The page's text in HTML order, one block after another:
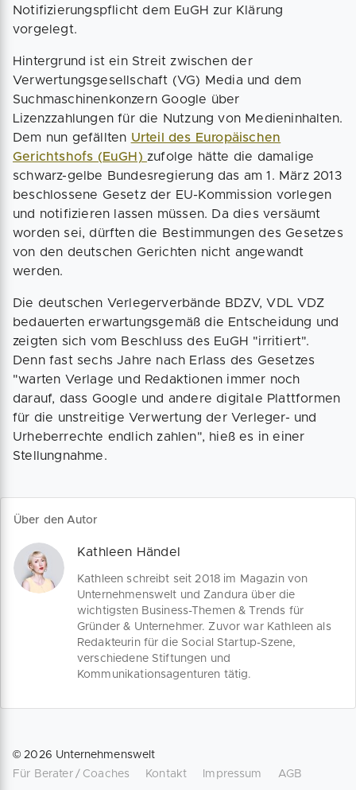
Notifizierungspflicht dem EuGH zur Klärung
vorgelegt.
Hintergrund ist ein Streit zwischen der
Verwertungsgesellschaft (VG) Media und dem
Suchmaschinenkonzern Google über
Lizenzzahlungen für die Nutzung von Medieninhalten.
Dem nun gefällten Urteil des Europäischen
Gerichtshofs (EuGH) zufolge hätte die damalige
schwarz-gelbe Bundesregierung das am 1. März 2013
beschlossene Gesetz der EU-Kommission vorlegen
und notifizieren lassen müssen. Da dies versäumt
worden sei, dürften die Bestimmungen des Gesetzes
von den deutschen Gerichten nicht angewandt
werden.
Die deutschen Verlegerverbände BDZV, VDL VDZ
bedauerten erwartungsgemäß die Entscheidung und
zeigten sich vom Beschluss des EuGH "irritiert".
Denn fast sechs Jahre nach Erlass des Gesetzes
"warten Verlage und Redaktionen immer noch
darauf, dass Google und andere digitale Plattformen
für die unstreitige Verwertung der Verleger- und
Urheberrechte endlich zahlen", hieß es in einer
Stellungnahme.
Über den Autor
Kathleen Händel
Kathleen schreibt seit 2018 im Magazin von
Unternehmenswelt und Zandura über die
wichtigsten Business-Themen & Trends für
Gründer & Unternehmer. Zuvor war Kathleen als
Redakteurin für die Social Startup-Szene,
verschiedene Stiftungen und
Kommunikationsagenturen tätig.
©2026 Unternehmenswelt
Für Berater / Coaches
Kontakt Impressum AGB